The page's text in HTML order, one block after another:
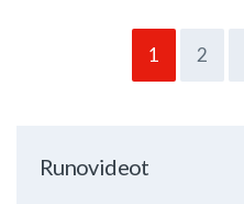
1 2
Runovideot